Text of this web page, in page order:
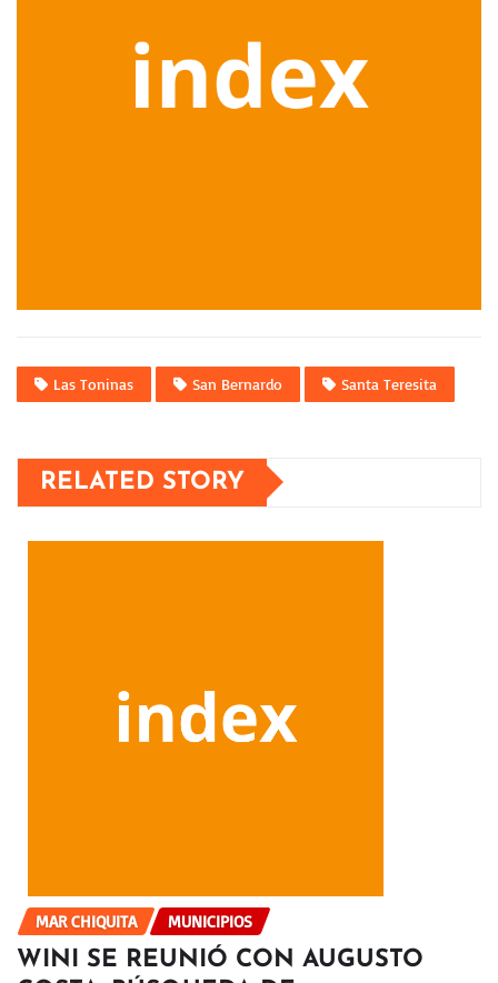
Las Toninas San Bernardo Santa Teresita
RELATED STORY
MAR CHIQUITA MUNICIPIOS
WINI SE REUNIÓ CON AUGUSTO